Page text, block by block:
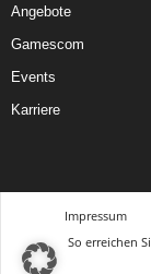
Angebote
Gamescom
Events
Karriere
Impressum
So erreichen